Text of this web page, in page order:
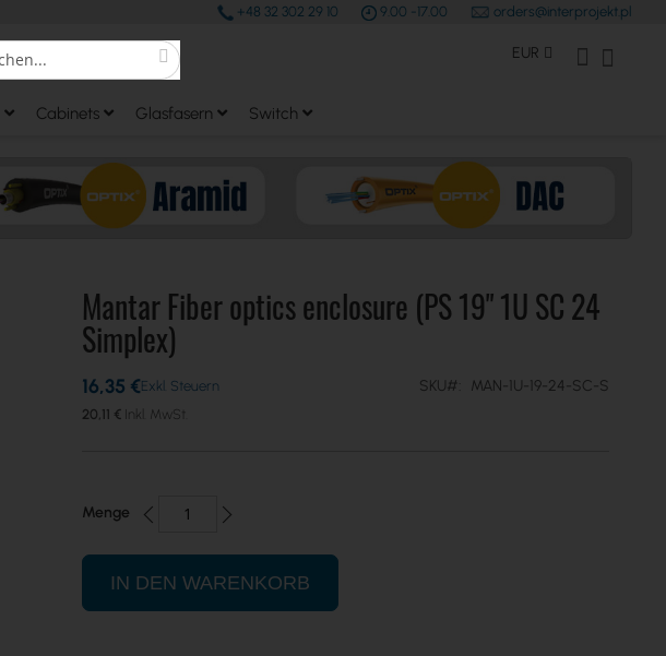
+48 32 302 29 10 9.00 -17.00 orders@interprojekt.pl
Search Währung
EUR Mein Konto
Cabinets Glasfasern Switch
Mantar Fiber optics enclosure (PS 19" 1U SC 24
Simplex)
20,11 €
16,35 € SKU MAN-1U-19-24-SC-S
Menge
IN DEN WARENKORB